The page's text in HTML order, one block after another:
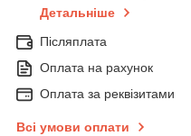
Детальніше
Післяплата
Оплата на рахунок
Оплата за реквізитами
Всі умови оплати